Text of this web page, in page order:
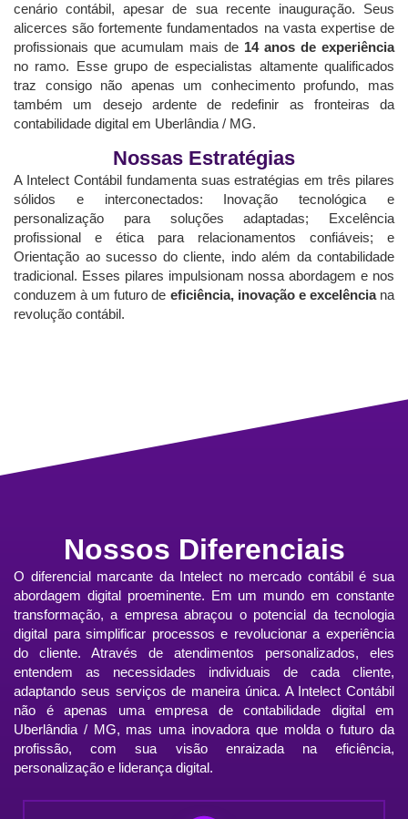
cenário contábil, apesar de sua recente inauguração. Seus
alicerces são fortemente fundamentados na vasta expertise de
profissionais que acumulam mais de 14 anos de experiência
no ramo. Esse grupo de especialistas altamente qualificados
traz consigo não apenas um conhecimento profundo, mas
também um desejo ardente de redefinir as fronteiras da
contabilidade digital em Uberlândia / MG.
Nossas Estratégias
A Intelect Contábil fundamenta suas estratégias em três pilares
sólidos e interconectados: Inovação tecnológica e
personalização para soluções adaptadas; Excelência
profissional e ética para relacionamentos confiáveis; e
Orientação ao sucesso do cliente, indo além da contabilidade
tradicional. Esses pilares impulsionam nossa abordagem e nos
conduzem à um futuro de eficiência, inovação e excelênciana
revolução contábil.
Nossos Diferenciais
O diferencial marcante da Intelect no mercado contábil é sua
abordagem digital proeminente. Em um mundo em constante
transformação, a empresa abraçou o potencial da tecnologia
digital para simplificar processos e revolucionar a experiência
do cliente. Através de atendimentos personalizados, eles
entendem as necessidades individuais de cada cliente,
adaptando seus serviços de maneira única. A Intelect Contábil
não é apenas uma empresa de contabilidade digital em
Uberlândia / MG, mas uma inovadora que molda o futuro da
profissão, com sua visão enraizada na eficiência,
personalização e liderança digital.